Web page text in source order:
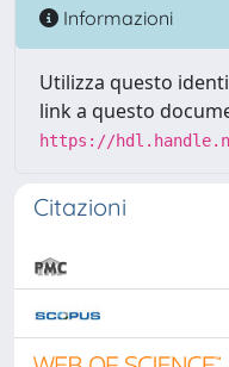
Informazioni
Utilizza questo
link a questo
https://
Citazioni